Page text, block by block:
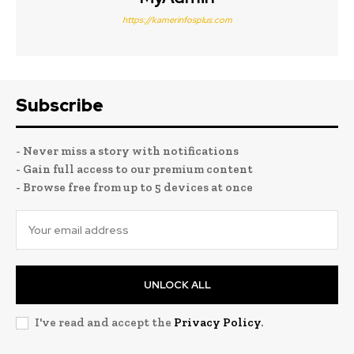
https://kamerinfosplus.com
Subscribe
- Never miss a story with notifications
- Gain full access to our premium content
- Browse free from up to 5 devices at once
UNLOCK ALL
I've read and accept the Privacy Policy.